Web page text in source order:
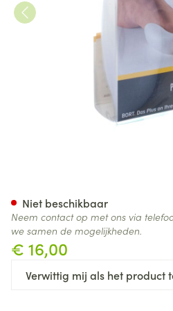
€ 16,00
Verwittig mij als het product
Niet beschikbaar
Neem contact op met ons via
we samen de mogelijkheden.